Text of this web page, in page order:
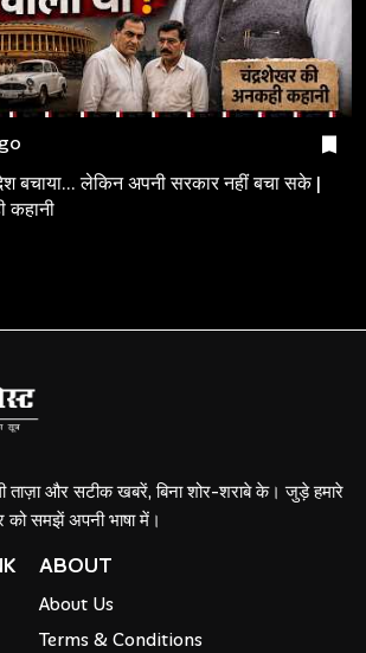
बचाया... लेकिन अपनी सरकार नहीं बचा सके |
ताज़ा और सटीक खबरें, बिना शोर-शराबे के। जुड़े हमारे
समझें अपनी भाषा में।
ABOUT
About Us
Terms & Conditions